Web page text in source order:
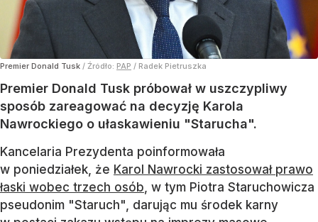
Premier Donald Tusk / Źródło: PAP / Radek Pietruszka
Premier Donald Tusk próbował w uszczypliwy
sposób zareagować na decyzję Karola
Nawrockiego o ułaskawieniu "Starucha".
Kancelaria Prezydenta poinformowała
w poniedziałek, że Karol Nawrocki zastosował prawo
łaski wobec trzech osób , w tym Piotra Staruchowicza
pseudonim "Staruch", darując mu środek karny